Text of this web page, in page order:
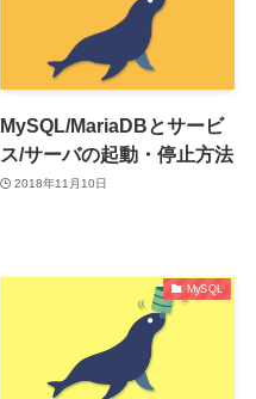
MySQL/MariaDBとサービ
ス/サーバの起動・停止方法
2018年11月10日
MySQL